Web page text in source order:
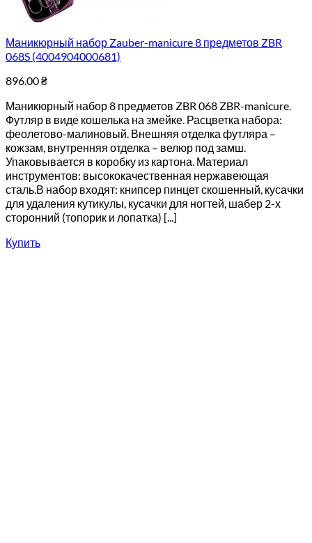
Маникюрный набор Zauber-manicure 8 предметов ZBR
068S (4004904000681)
896.00₴
Маникюрный набор 8 предметов ZBR 068 ZBR-manicure.
Футляр в виде кошелька на змейке. Расцветка набора:
феолетово-малиновый. Внешняя отделка футляра –
кожзам, внутренняя отделка – велюр под замш.
Упаковывается в коробку из картона. Материал
инструментов: высококачественная нержавеющая
сталь.В набор входят: книпсер пинцет скошенный, кусачки
для удаления кутикулы, кусачки для ногтей, шабер 2-х
сторонний (топорик и лопатка) [...]
Купить